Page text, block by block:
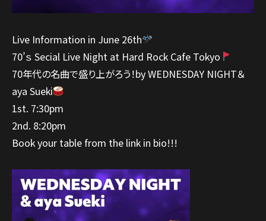
Live Information in June 26th
70’ｓ Secial Live Night at Hard Rock Cafe Tokyo
70年代の名曲で盛り上がろう！by WEDNESDAY NIGHT＆
aya Sueki
1st. 7:30pm
2nd. 8:20pm
Book your table from the link in bio!!!